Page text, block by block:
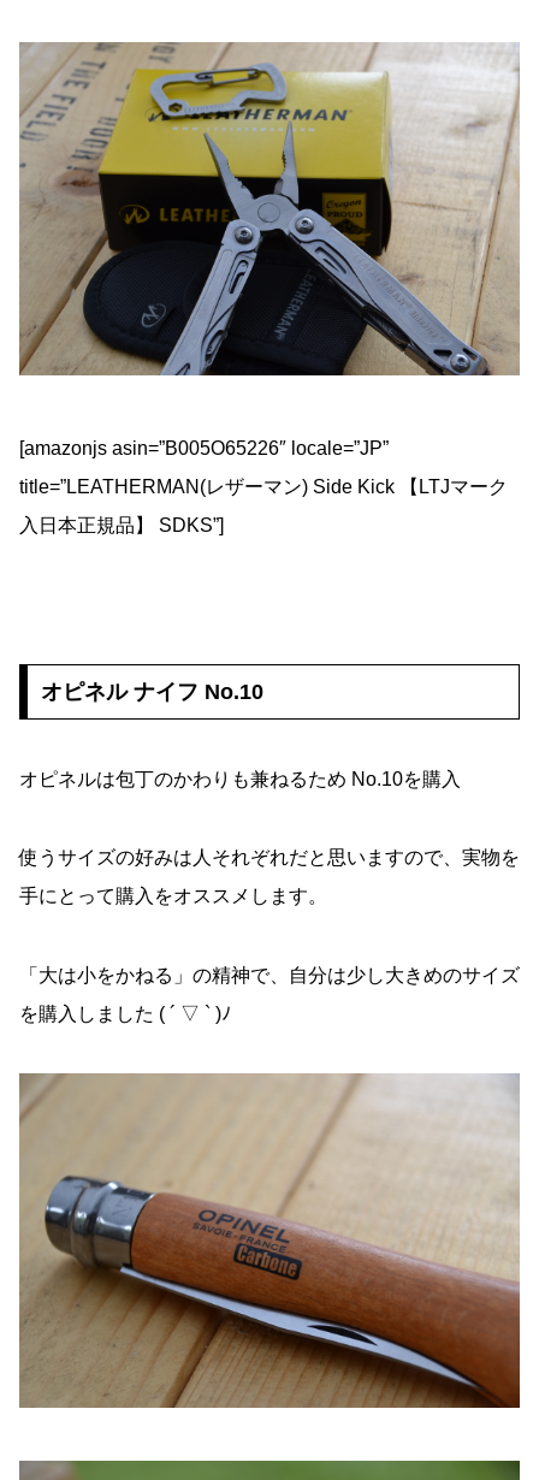
[amazonjs asin=”B005O65226″ locale=”JP”
title=”LEATHERMAN(レザーマン) Side Kick 【LTJマーク
入日本正規品】 SDKS”]
オピネル ナイフ No.10
オピネルは包丁のかわりも兼ねるため No.10を購入
使うサイズの好みは人それぞれだと思いますので、実物を
手にとって購入をオススメします。
「大は小をかねる」の精神で、自分は少し大きめのサイズ
を購入しました ( ´ ▽ ` )ﾉ